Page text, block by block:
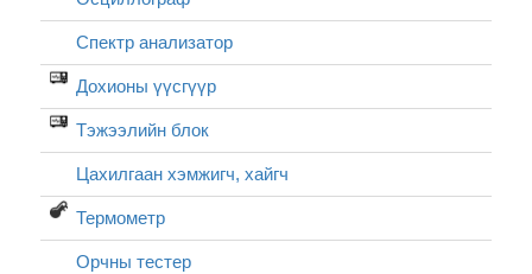
Спектр анализатор
Дохионы үүсгүүр
Тэжээлийн блок
Цахилгаан хэмжигч, хайгч
Термометр
Орчны тестер